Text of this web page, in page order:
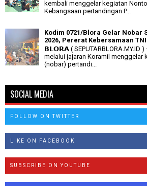
kembali menggelar kegiatan
Kebangsaan pertandingan P...
Kodim 0721/Blora Gelar Nobar
2026, Pererat Kebersamaan
𝗕𝗟𝗢𝗥𝗔 ( SEPUTARBLORA.MY.ID
melalui jajaran Koramil menggelar
(nobar) pertandi...
SOCIAL MEDIA
FOLLOW ON TWITTER
LIKE ON FACEBOOK
SUBSCRIBE ON YOUTUBE